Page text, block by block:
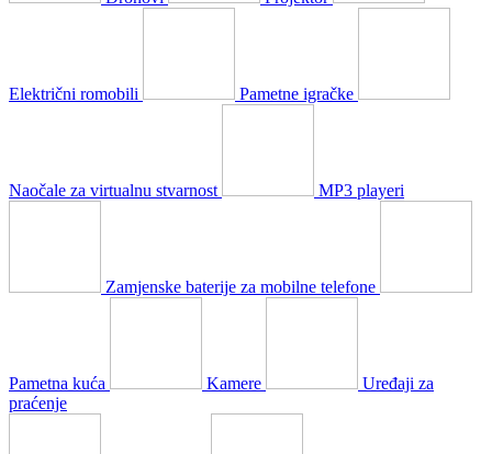
Električni romobili Pametne igračke
Naočale za virtualnu stvarnost MP3 playeri
Zamjenske baterije za mobilne telefone
Pametna kuća Kamere
Uređaji za
praćenje